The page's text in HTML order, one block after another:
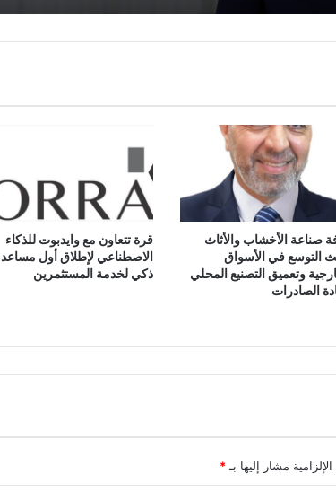
سيارتين ورحلات مجانية للساحل الشمالي
صناعة الأخشاب والأثاث
التوسع في الأسواق
وتعميق التصنيع المحلي
الصادرات
قرة تتعاون مع وايدبوت للذكاء
الاصطناعي لإطلاق أول مساعد
ذكي لخدمة المستثمرين
مشار إليها بـ*